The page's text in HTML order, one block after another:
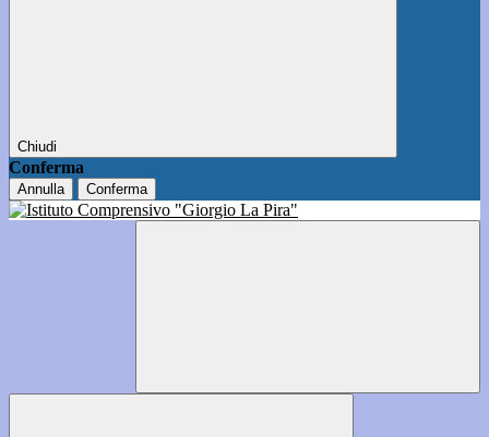
Chiudi
Conferma
Annulla Conferma